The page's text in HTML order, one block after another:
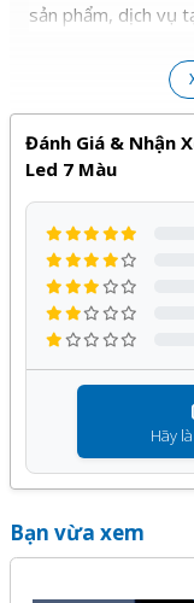
sản phẩm, dịch vụ
Đánh Giá & Nhận
Led 7 Màu
Hãy
Bạn vừa xem